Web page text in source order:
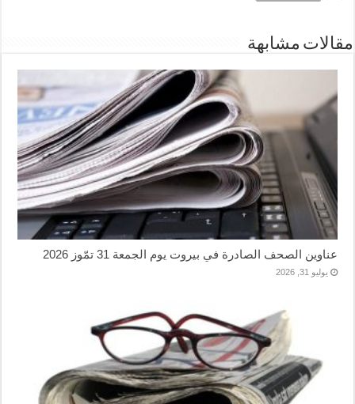
مقالات مشابهة
عناوين الصحف الصادرة في بيروت يوم الجمعة 31 تمّوز 2026
يوليو 31, 2026